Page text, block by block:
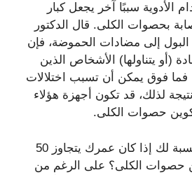
الأدوية سببًا آخر يجعل كبار
بحصوات الكلى. قال الدكتور
البول إلى مضادات الحموضة، فإن
(أو يتناولها) الأشخاص الذين
50 عامًا فما فوق يمكن أن تسبب اختلالات
لذلك، قد تكون أجهزة هؤلاء
حصوات الكلى.
ماذا يعني كل هذا بالنسبة لك إذا كان عمرك يتجاوز 50
عن حصوات الكلى؟ على الرغم من